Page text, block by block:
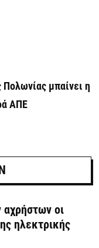
Πολωνίας μπαίνει η
ΑΠΕ
οι
ηλεκτρικής